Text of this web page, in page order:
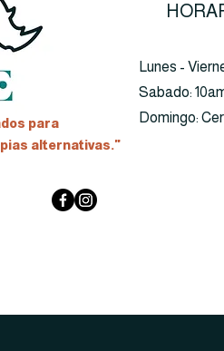
para
alternativas."
Lunes -
​​Sabado:
​Domingo: